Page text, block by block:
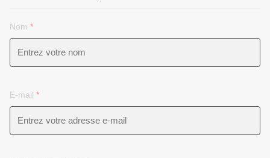
Nom *
E-mail *